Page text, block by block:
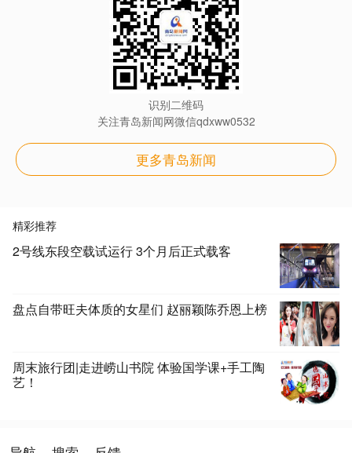
识别二维码
关注青岛新闻网微信qdxww0532
更多青岛新闻
精彩推荐
2号线东段空载试运行 3个月后正式载客
盘点自带旺夫体质的女星们 赵丽颖陈乔恩上榜
周末旅行团|走进崂山书院 体验国学课+手工陶
艺！